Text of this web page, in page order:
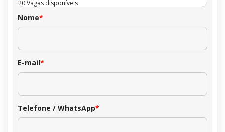
20 Vagas disponíveis
Nome*
E-mail*
Telefone / WhatsApp*